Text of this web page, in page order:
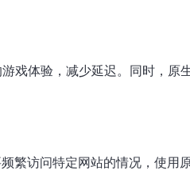
戏体验，减少延迟。同时，原
繁访问特定网站的情况，使用